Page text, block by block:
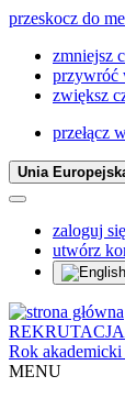
przeskocz do
zmniejsz
przywróć
zwiększ
przełącz
Unia
zaloguj się
utwórz
REKRUTACJA
Rok
MENU